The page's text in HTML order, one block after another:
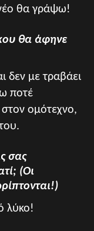
θα γράψω!
θα άφηνε
δεν με τραβάει
ποτέ
στον ομότεχνο,
σας
(Οι
λύκο!